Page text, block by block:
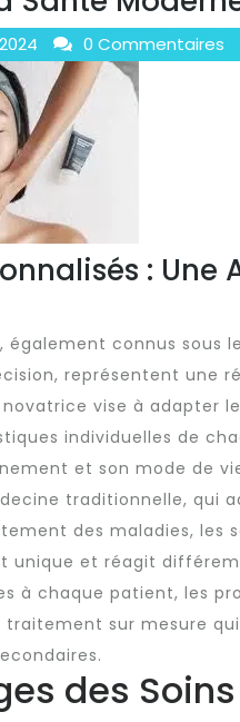
0 Commentaires
:
également connus sous
représentent une
vise à adapter
individuelles de
et son mode de
traditionnelle, qui
des maladies, les
unique et réagit
à chaque patient, les
traitement sur mesure
des